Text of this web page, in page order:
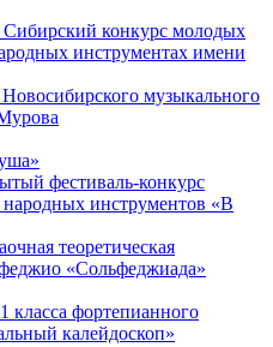
конкурс молодых
инструментах имени
музыкального
фестиваль-конкурс
народных инструментов «В
теоретическая
«Сольфеджиада»
класса фортепианного
калейдоскоп»